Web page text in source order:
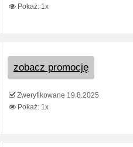
Pokaż: 1x
zobacz promocję
Zweryfikowane 19.8.2025
Pokaż: 1x